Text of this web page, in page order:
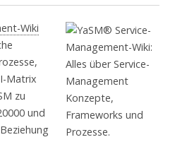
Wiki
Matrix
zu
und